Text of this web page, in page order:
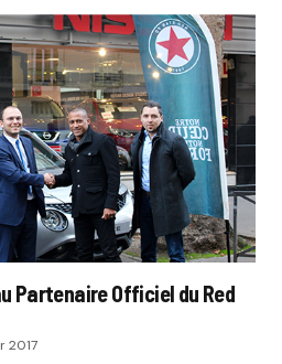
Partenaire Officiel du Red
2017